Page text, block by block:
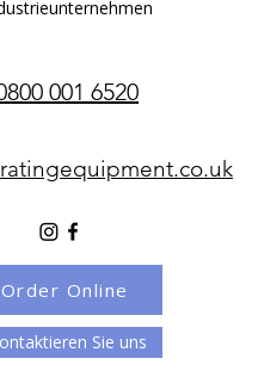
001 6520
Sie uns
Order Online